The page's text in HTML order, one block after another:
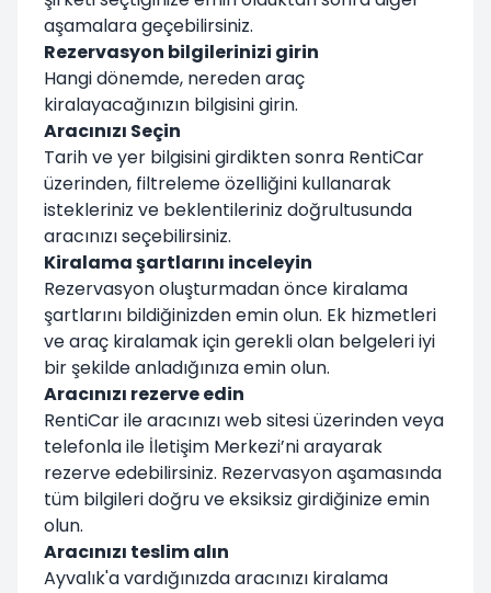
aşamalara geçebilirsiniz.
Rezervasyon bilgilerinizi girin
Hangi dönemde, nereden araç
kiralayacağınızın bilgisini girin.
Aracınızı Seçin
Tarih ve yer bilgisini girdikten sonra RentiCar
üzerinden, filtreleme özelliğini kullanarak
istekleriniz ve beklentileriniz doğrultusunda
aracınızı seçebilirsiniz.
Kiralama şartlarını inceleyin
Rezervasyon oluşturmadan önce kiralama
şartlarını bildiğinizden emin olun. Ek hizmetleri
ve araç kiralamak için gerekli olan belgeleri iyi
bir şekilde anladığınıza emin olun.
Aracınızı rezerve edin
RentiCar ile aracınızı web sitesi üzerinden veya
telefonla ile İletişim Merkezi’ni arayarak
rezerve edebilirsiniz. Rezervasyon aşamasında
tüm bilgileri doğru ve eksiksiz girdiğinize emin
olun.
Aracınızı teslim alın
Ayvalık'a vardığınızda aracınızı kiralama